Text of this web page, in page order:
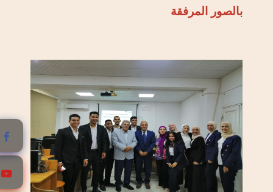
بالصور المرفقة